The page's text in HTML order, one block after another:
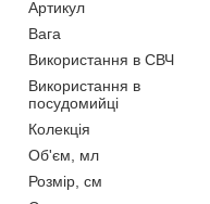
Артикул
Вага
Використання в СВЧ
Використання в
посудомийці
Колекція
Об'єм, мл
Розмір, см